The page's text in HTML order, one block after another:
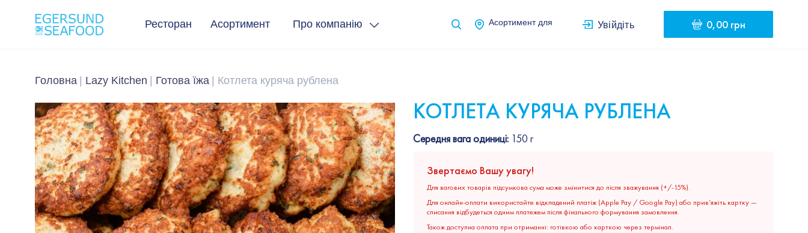
Ресторан Асортимент Про компанію Асортимент для Увійдіть 0,00 грн
Головна Lazy Kitchen Готова їжа Котлета куряча рублена
КОТЛЕТА КУРЯЧА РУБЛЕНА
Середня вага одиниці: 150 г
Звертаємо Вашу увагу!
Для вагових товарів підсумкова сума може змінитися до після зважування (+/-15%).
Для онлайн-оплати використайте відкладений платіж (Apple Pay / Google Pay) або прив’яжіть картку —
списання відбудеться одним платежем після фінального формування замовлення.
Також доступна оплата при отриманні: готівкою або карткою через термінал.